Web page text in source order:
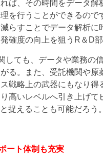
ば、その時間をデータ
を行うことができるの
らすことでデータ解析
確度の向上を狙うR＆D
しても、データや業務の
る。また、受託機関や
戦略上の武器にもなり
高いレベルへ引き上げ
捉えることも可能だろう
ート体制も充実